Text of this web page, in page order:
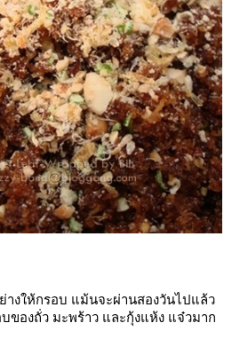
างให้กรอบ แม้นจะผ่านสองวันไปแล้ว
ของถั่ว มะพร้าว และกุ้งแห้ง แจ๋วมาก